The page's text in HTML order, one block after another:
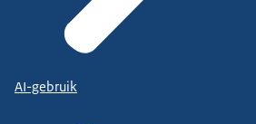
AI-gebruik